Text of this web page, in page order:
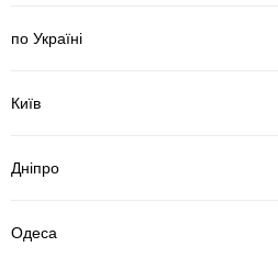
по Україні
Київ
Дніпро
Одеса